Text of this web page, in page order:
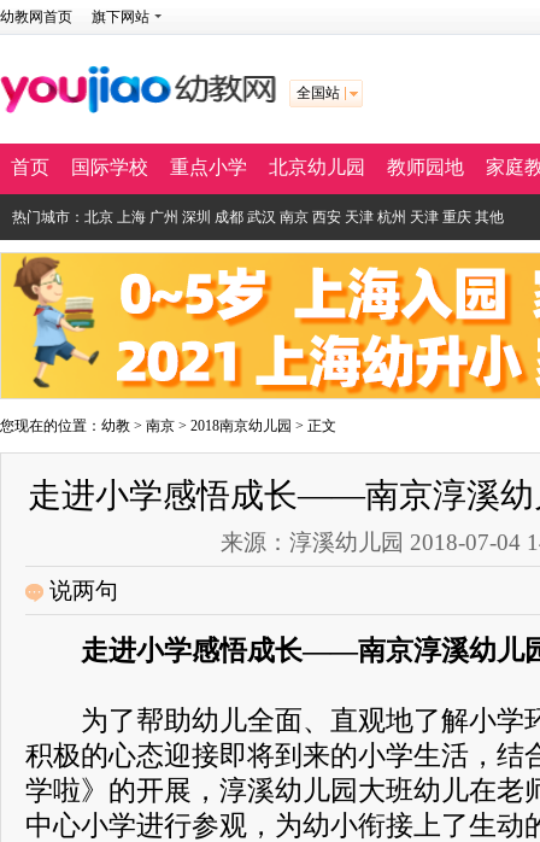
幼教网首页 旗下网站
全国站
首页 国际学校 重点小学 北京幼儿园 教师园地 家庭
热门城市： 北京 上海 广州 深圳 成都 武汉 南京 西安 天津 杭州 天津 重庆 其他
您现在的位置： 幼教 > 南京 > 2018南京幼儿园 > 正文
走进小学感悟成长——南京淳溪幼
来源：淳溪幼儿园 2018-07-04
说两句
走进小学感悟成长——南京淳溪幼儿
为了帮助幼儿全面、直观地了解小学
积极的心态迎接即将到来的小学生活，结
学啦》的开展，淳溪幼儿园大班幼儿在老
中心小学进行参观，为幼小衔接上了生动